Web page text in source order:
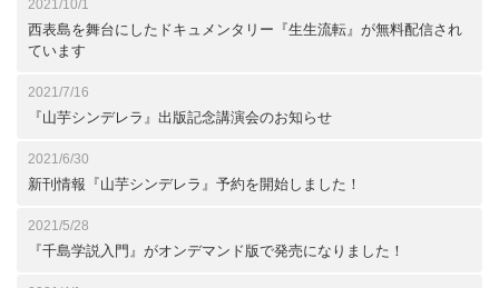
2021/10/1
西表島を舞台にしたドキュメンタリー『生生流転』が無料配信され
ています
2021/7/16
『山芋シンデレラ』出版記念講演会のお知らせ
2021/6/30
新刊情報『山芋シンデレラ』予約を開始しました！
2021/5/28
『千島学説入門』がオンデマンド版で発売になりました！